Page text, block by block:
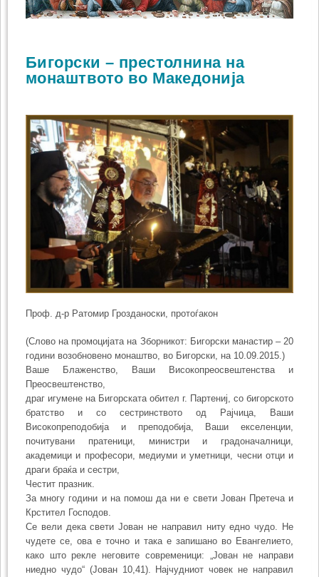
Бигорски – престолнина на
монаштвото во Македонија
Проф. д-р Ратомир Грозданоски, протоѓакон
(Слово на промоцијата на Зборникот: Бигорски манастир – 20
години возобновено монаштво, во Бигорски, на 10.09.2015.)
Ваше Блаженство, Ваши Високопреосвештенства и
Преосвештенство,
драг игумене на Бигорската обител г. Партениј, со бигорското
братство и со сестринството од Рајчица, Ваши
Високопреподобија и преподобија, Ваши екселенции,
почитувани пратеници, министри и градоначалници,
академици и професори, медиуми и уметници, чесни отци и
драги браќа и сестри,
Честит празник.
За многу години и на помош да ни е свети Јован Претеча и
Крстител Господов.
Се вели дека свети Јован не направил ниту едно чудо. Не
чудете се, ова е точно и така е запишано во Евангелието,
како што рекле неговите современици: „Јован не направи
ниедно чудо“ (Јован 10,41). Најчудниот човек не направил